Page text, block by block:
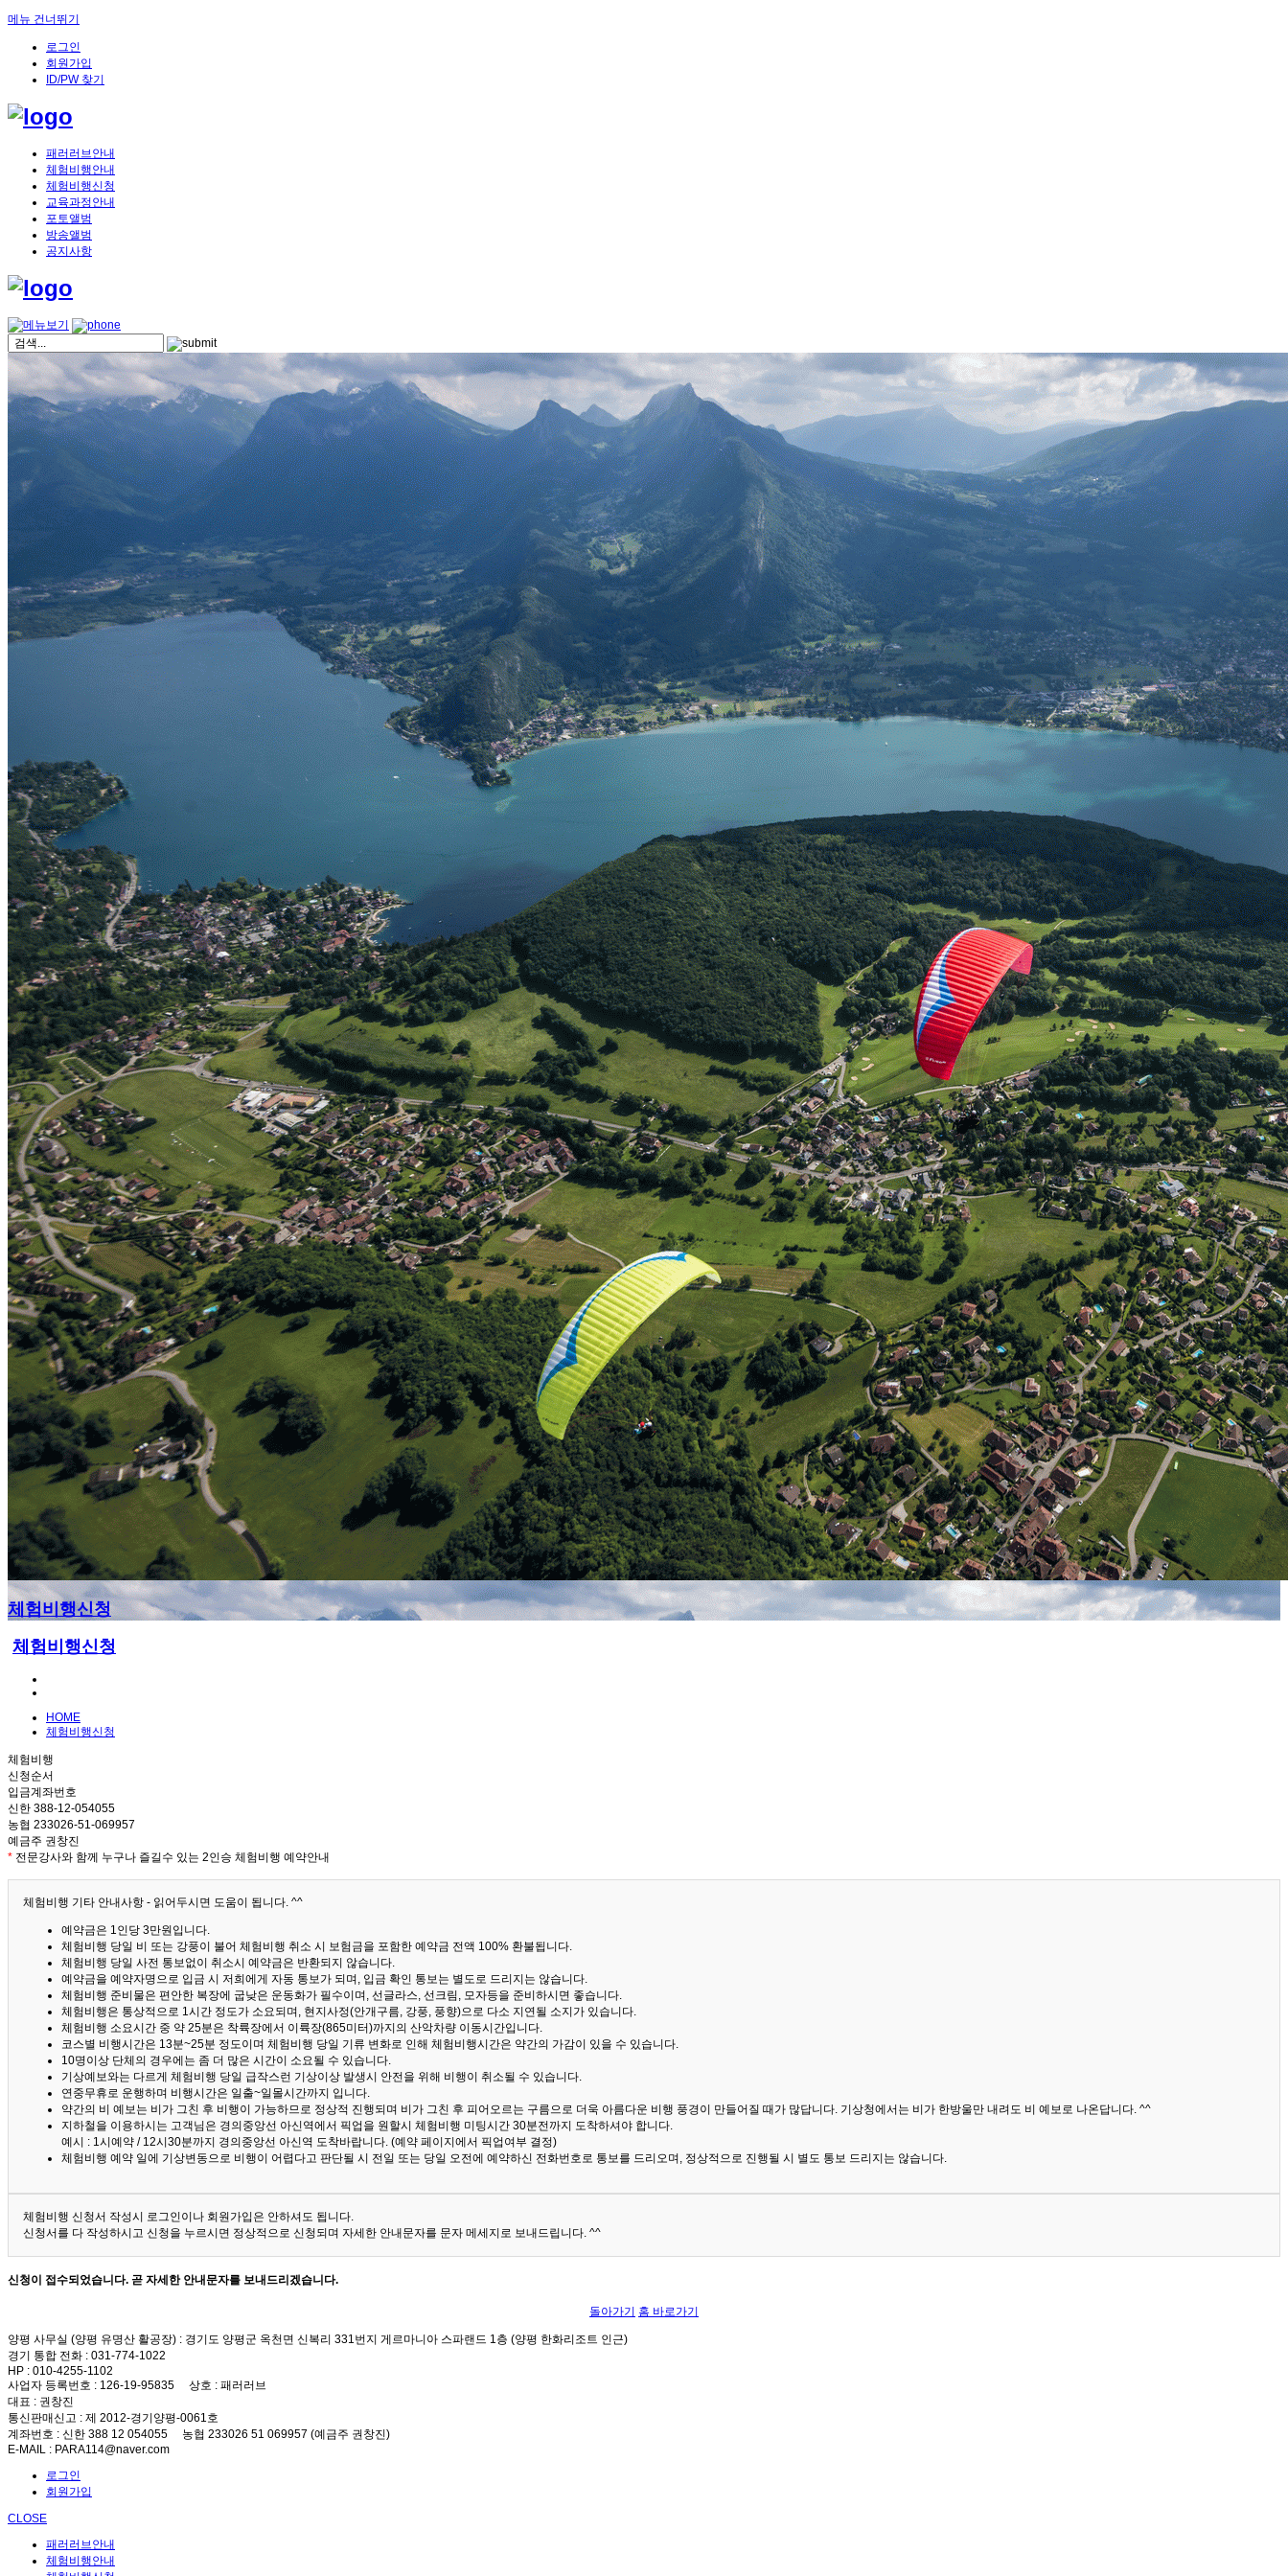
메뉴 건너뛰기
로그인
회원가입
ID/PW 찾기
패러러브안내
체험비행안내
체험비행신청
교육과정안내
포토앨범
방송앨범
공지사항
체험비행신청
체험비행신청
HOME
체험비행신청
체험비행
신청순서
입금계좌번호
신한 388-12-054055
농협 233026-51-069957
예금주 권창진
* 전문강사와 함께 누구나 즐길수 있는 2인승 체험비행 예약안내
체험비행 기타 안내사항 - 읽어두시면 도움이 됩니다. ^^
예약금은 1인당 3만원입니다.
체험비행 당일 비 또는 강풍이 불어 체험비행 취소 시 보험금을 포함한 예약금 전액 100% 환불됩니다.
체험비행 당일 사전 통보없이 취소시 예약금은 반환되지 않습니다.
예약금을 예약자명으로 입금 시 저희에게 자동 통보가 되며, 입금 확인 통보는 별도로 드리지는 않습니다.
체험비행 준비물은 편안한 복장에 굽낮은 운동화가 필수이며, 선글라스, 선크림, 모자등을 준비하시면 좋습니다.
체험비행은 통상적으로 1시간 정도가 소요되며, 현지사정(안개구름, 강풍, 풍향)으로 다소 지연될 소지가 있습니다.
체험비행 소요시간 중 약 25분은 착륙장에서 이륙장(865미터)까지의 산악차량 이동시간입니다.
코스별 비행시간은 13분~25분 정도이며 체험비행 당일 기류 변화로 인해 체험비행시간은 약간의 가감이 있을 수 있습니다.
10명이상 단체의 경우에는 좀 더 많은 시간이 소요될 수 있습니다.
기상예보와는 다르게 체험비행 당일 급작스런 기상이상 발생시 안전을 위해 비행이 취소될 수 있습니다.
연중무휴로 운행하며 비행시간은 일출~일몰시간까지 입니다.
약간의 비 예보는 비가 그친 후 비행이 가능하므로 정상적 진행되며 비가 그친 후 피어오르는 구름으로 더욱 아름다운 비행 풍경이 만들어질 때가 많답니다. 기상청에서는 비가 한방울만 내려도 비 예보로 나온답니다. ^^
지하철을 이용하시는 고객님은 경의중앙선 아신역에서 픽업을 원할시 체험비행 미팅시간 30분전까지 도착하셔야 합니다.
예시 : 1시예약 / 12시30분까지 경의중앙선 아신역 도착바랍니다. (예약 페이지에서 픽업여부 결정)
체험비행 예약 일에 기상변동으로 비행이 어렵다고 판단될 시 전일 또는 당일 오전에 예약하신 전화번호로 통보를 드리오며, 정상적으로 진행될 시 별도 통보 드리지는 않습니다.
체험비행 신청서 작성시 로그인이나 회원가입은 안하셔도 됩니다.
신청서를 다 작성하시고 신청을 누르시면 정상적으로 신청되며 자세한 안내문자를 문자 메세지로 보내드립니다. ^^
신청이 접수되었습니다. 곧 자세한 안내문자를 보내드리겠습니다.
돌아가기 홈 바로가기
양평 사무실 (양평 유명산 활공장) : 경기도 양평군 옥천면 신복리 331번지 게르마니아 스파랜드 1층 (양평 한화리조트 인근)
경기 통합 전화 : 031-774-1022
HP : 010-4255-1102
사업자 등록번호 : 126-19-95835 상호 : 패러러브
대표 : 권창진
통신판매신고 : 제 2012-경기양평-0061호
계좌번호 : 신한 388 12 054055 농협 233026 51 069957 (예금주 권창진)
E-MAIL : PARA114@naver.com
로그인
회원가입
CLOSE
패러러브안내
체험비행안내